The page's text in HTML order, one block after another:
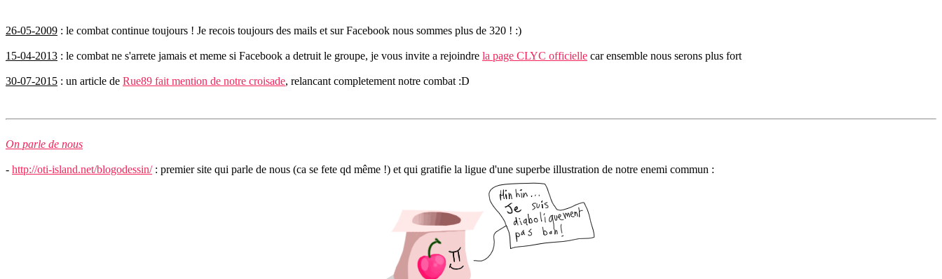
26-05-2009 : le combat continue toujours ! Je recois toujours des mails et sur Facebook nous sommes plus de 320 ! :)
15-04-2013 : le combat ne s'arrete jamais et meme si Facebook a detruit le groupe, je vous invite a rejoindre la page CLYC officielle car ensemble nous serons plus fort
30-07-2015 : un article de Rue89 fait mention de notre croisade, relancant completement notre combat :D
On parle de nous
- http://oti-island.net/blogodessin/: premier site qui parle de nous (ca se fete qd même !) et qui gratifie la ligue d'une superbe illustration de notre enemi commun :